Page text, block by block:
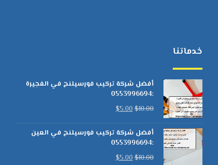
خدماتنا
أفضل شركة تركيب فورسيلنج في الفجيرة
:0553996694
$10.00
$5.00
أفضل شركة تركيب فورسيلنج في العين
:0553996694
$10.00
$5.00